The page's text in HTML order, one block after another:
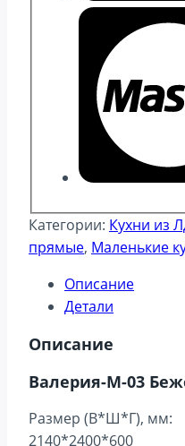
Категории: Кухни из
прямые, Маленькие
Описание
Детали
Описание
Валерия-М-03
Размер (В*Ш*Г), мм:
2140*2400*600